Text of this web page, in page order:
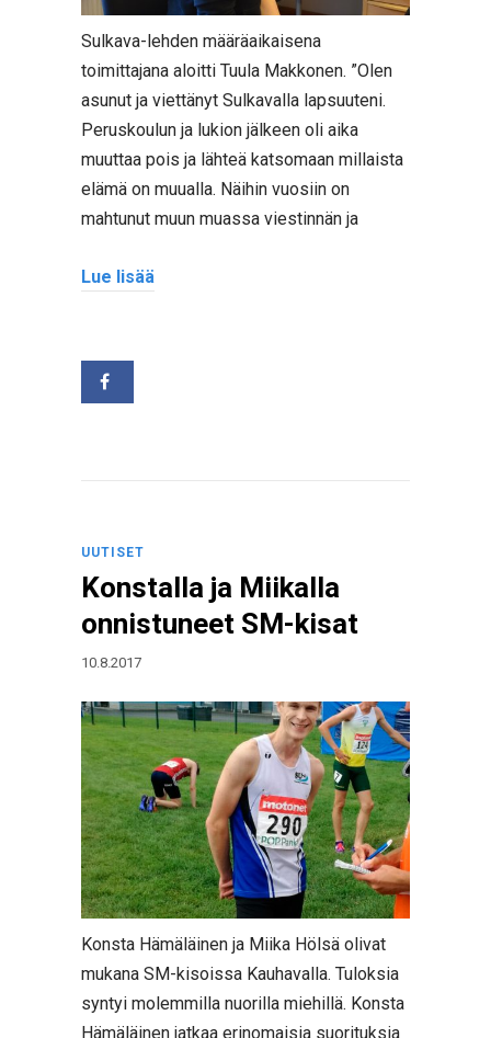
Sulkava-lehden määräaikaisena
toimittajana aloitti Tuula Makkonen. ”Olen
asunut ja viettänyt Sulkavalla lapsuuteni.
Peruskoulun ja lukion jälkeen oli aika
muuttaa pois ja lähteä katsomaan millaista
elämä on muualla. Näihin vuosiin on
mahtunut muun muassa viestinnän ja
Lue lisää
UUTISET
Konstalla ja Miikalla
onnistuneet SM-kisat
10.8.2017
Konsta Hämäläinen ja Miika Hölsä olivat
mukana SM-kisoissa Kauhavalla. Tuloksia
syntyi molemmilla nuorilla miehillä. Konsta
Hämäläinen jatkaa erinomaisia suorituksia